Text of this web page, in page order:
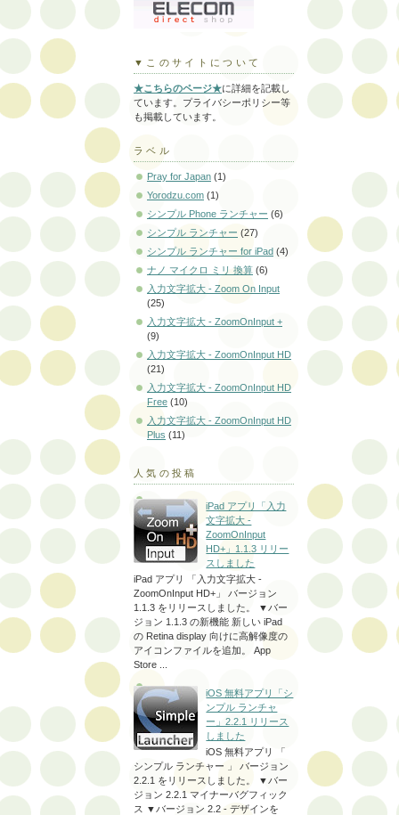
▼このサイトについて
★こちらのページ★に詳細を記載し
ています。プライバシーポリシー等
も掲載しています。
ラベル
Pray for Japan (1)
Yorodzu.com (1)
シンプル Phone ランチャー (6)
シンプル ランチャー (27)
シンプル ランチャー for iPad (4)
ナノ マイクロ ミリ 換算 (6)
入力文字拡大 - Zoom On Input
(25)
入力文字拡大 - ZoomOnInput +
(9)
入力文字拡大 - ZoomOnInput HD
(21)
入力文字拡大 - ZoomOnInput HD
Free (10)
入力文字拡大 - ZoomOnInput HD
Plus (11)
人気の投稿
iPad アプリ「入力
文字拡大 -
ZoomOnInput
HD+」1.1.3 リリー
スしました
iPad アプリ 「入力文字拡大 -
ZoomOnInput HD+」 バージョン
1.1.3 をリリースしました。 ▼バー
ジョン 1.1.3 の新機能 新しい iPad
の Retina display 向けに高解像度の
アイコンファイルを追加。 App
Store ...
iOS 無料アプリ「シ
ンプル ランチャ
ー」2.2.1 リリース
しました
iOS 無料アプリ 「
シンプル ランチャー 」 バージョン
2.2.1 をリリースしました。 ▼バー
ジョン 2.2.1 マイナーバグフィック
ス ▼バージョン 2.2 - デザインを